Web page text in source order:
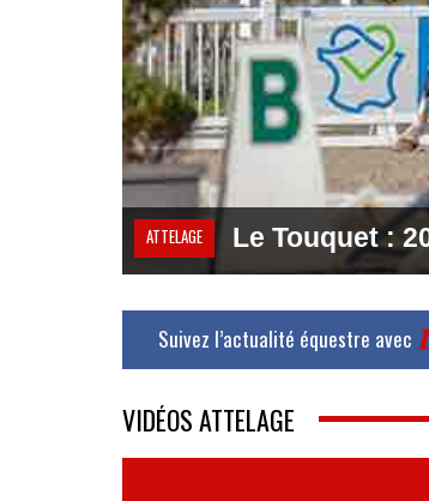
ATTELAGE Le Touquet :
Suivez l’actualité équestre avec
VIDÉOS ATTELAGE